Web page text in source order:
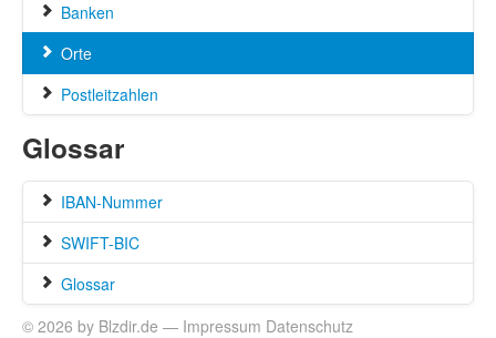
Banken
Orte
Postleitzahlen
Glossar
IBAN-Nummer
SWIFT-BIC
Glossar
© 2026 by Blzdir.de — Impressum Datenschutz